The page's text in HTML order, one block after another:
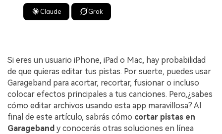
Claude Grok
Si eres un usuario iPhone, iPad o Mac, hay probabilidad
de que quieras editar tus pistas. Por suerte, puedes usar
Garageband para acortar, recortar, fusionar o incluso
colocar efectos principales a tus canciones. Pero,¿sabes
cómo editar archivos usando esta app maravillosa? Al
final de este artículo, sabrás cómo cortar pistas en
Garageband y conocerás otras soluciones en línea